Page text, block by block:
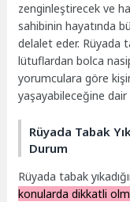
zenginleştirecek ve
sahibinin hayatında
delalet eder. Rüyada
lütuflardan bolca
yorumculara göre
yaşayabileceğine dair
Rüyada Tabak
Durum
Rüyada tabak
konularda dikkatli